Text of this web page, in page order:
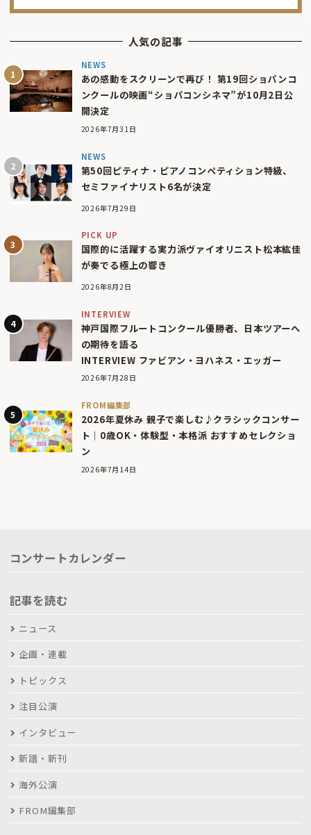
人気の記事
NEWS
あの感動をスクリーンで再び！ 第19回ショパンコ
ンクールの映画“ショパコンシネマ”が10月2日公
開決定
2026年7月31日
NEWS
第50回ピティナ・ピアノコンペティション特級、
セミファイナリスト6名が決定
2026年7月29日
PICK UP
国際的に活躍する実力派ヴァイオリニスト松本紘佳
が奏でる極上の響き
2026年8月2日
INTERVIEW
神戸国際フルートコンクール優勝者、日本ツアーへ
の期待を語る
INTERVIEW ファビアン・ヨハネス・エッガー
2026年7月28日
FROM編集部
2026年夏休み 親子で楽しむ♪クラシックコンサー
ト｜0歳OK・体験型・本格派 おすすめセレクショ
ン
2026年7月14日
コンサートカレンダー
記事を読む
ニュース
企画・連載
トピックス
注目公演
インタビュー
新譜・新刊
海外公演
FROM編集部